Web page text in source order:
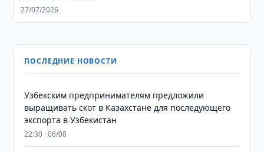
27/07/2026
ПОСЛЕДНИЕ НОВОСТИ
Узбекским предпринимателям предложили
выращивать скот в Казахстане для последующего
экспорта в Узбекистан
22:30 · 06/08